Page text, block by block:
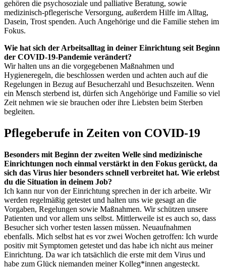
gehören die psychosoziale und palliative Beratung, sowie
medizinisch-pflegerische Versorgung, außerdem Hilfe im Alltag,
Dasein, Trost spenden. Auch Angehörige und die Familie stehen im
Fokus.
Wie hat sich der Arbeitsalltag in deiner Einrichtung seit Beginn
der COVID-19-Pandemie verändert?
Wir halten uns an die vorgegebenen Maßnahmen und
Hygieneregeln, die beschlossen werden und achten auch auf die
Regelungen in Bezug auf Besucherzahl und Besuchszeiten. Wenn
ein Mensch sterbend ist, dürfen sich Angehörige und Familie so viel
Zeit nehmen wie sie brauchen oder ihre Liebsten beim Sterben
begleiten.
Pflegeberufe in Zeiten von COVID-19
Besonders mit Beginn der zweiten Welle sind medizinische
Einrichtungen noch einmal verstärkt in den Fokus gerückt, da
sich das Virus hier besonders schnell verbreitet hat. Wie erlebst
du die Situation in deinem Job?
Ich kann nur von der Einrichtung sprechen in der ich arbeite. Wir
werden regelmäßig getestet und halten uns wie gesagt an die
Vorgaben, Regelungen sowie Maßnahmen. Wir schützen unsere
Patienten und vor allem uns selbst. Mittlerweile ist es auch so, dass
Besucher sich vorher testen lassen müssen. Neuaufnahmen
ebenfalls. Mich selbst hat es vor zwei Wochen getroffen: Ich wurde
positiv mit Symptomen getestet und das habe ich nicht aus meiner
Einrichtung. Da war ich tatsächlich die erste mit dem Virus und
habe zum Glück niemanden meiner Kolleg*innen angesteckt.